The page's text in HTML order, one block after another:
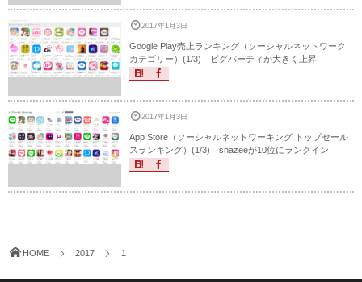
2017年1月3日
Google Play売上ランキング（ソーシャルネットワーク
カテゴリー）(1/3) ピグパーティが大きく上昇
2017年1月3日
App Store（ソーシャルネットワーキング トップセール
スランキング）(1/3) snazeeが10位にランクイン
HOME 2017 1